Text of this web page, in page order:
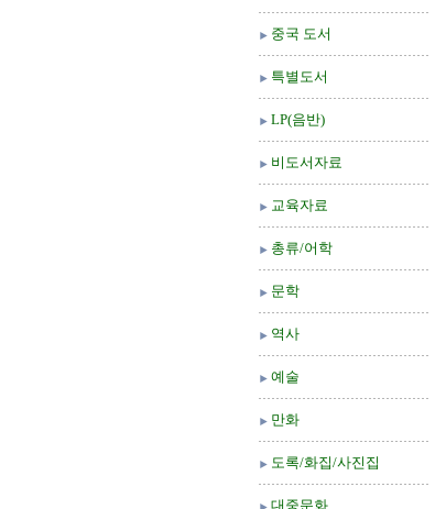
중국 도서
특별도서
LP(음반)
비도서자료
교육자료
총류/어학
문학
역사
예술
만화
도록/화집/사진집
대중문화